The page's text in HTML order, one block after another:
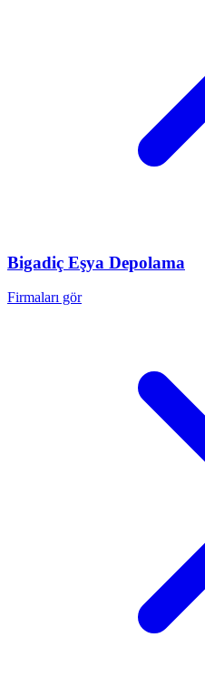
Bigadiç Eşya Depolama
Firmaları gör